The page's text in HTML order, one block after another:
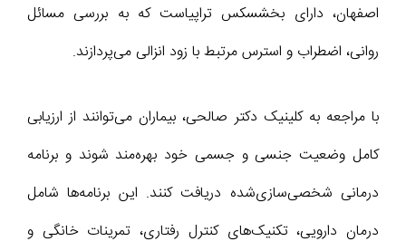
اصفهان، دارای بخشسکس تراپیاست که به بررسی مسائل
روانی، اضطراب و استرس مرتبط با زود انزالی می‌پردازند.
با مراجعه به کلینیک دکتر صالحی، بیماران می‌توانند از ارزیابی
کامل وضعیت جنسی و جسمی خود بهره‌مند شوند و برنامه
درمانی شخصی‌سازی‌شده دریافت کنند. این برنامه‌ها شامل
درمان دارویی، تکنیک‌های کنترل رفتاری، تمرینات خانگی و